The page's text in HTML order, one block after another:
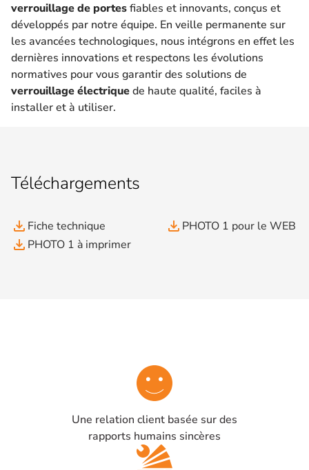
verrouillage de portesfiables et innovants, conçus et
développés par notre équipe. En veille permanente sur
les avancées technologiques, nous intégrons en effet les
dernières innovations et respectons les évolutions
normatives pour vous garantir des solutions de
verrouillage électriquede haute qualité, faciles à
installer et à utiliser.
Téléchargements
file_download Fiche technique
file_download PHOTO 1 à imprimer
file_download PHOTO 1 pour le WEB
Une relation client basée sur des
rapports humains sincères